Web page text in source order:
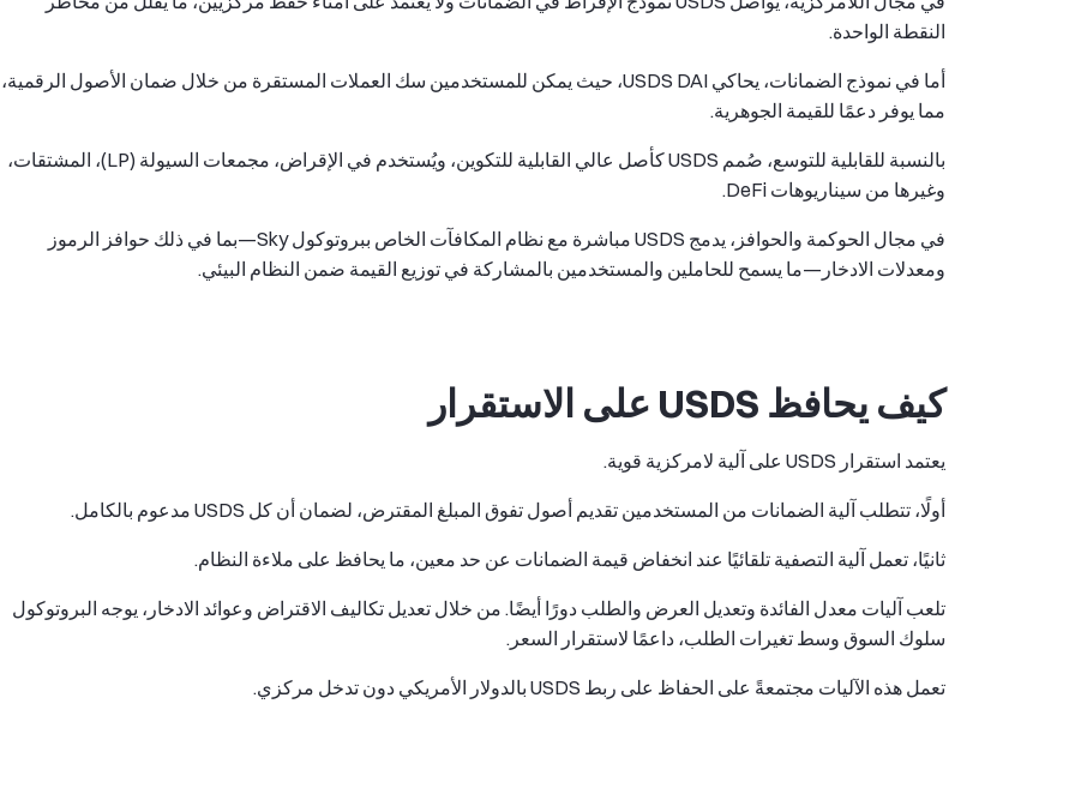
النقطة الواحدة.
أما في نموذج الضمانات، يحاكي USDS DAI، حيث يمكن للمستخدمين سك العملات المستقرة من خلال ضمان الأصول الرقمية،
مما يوفر دعمًا للقيمة الجوهرية.
بالنسبة للقابلية للتوسع، صُمم USDS كأصل عالي القابلية للتكوين، ويُستخدم في الإقراض، مجمعات السيولة (LP)، المشتقات،
وغيرها من سيناريوهات DeFi.
في مجال الحوكمة والحوافز، يدمج USDS مباشرة مع نظام المكافآت الخاص ببروتوكول Sky—بما في ذلك حوافز الرموز
ومعدلات الادخار—ما يسمح للحاملين والمستخدمين بالمشاركة في توزيع القيمة ضمن النظام البيئي.
كيف يحافظ USDS على الاستقرار
يعتمد استقرار USDS على آلية لامركزية قوية.
أولًا، تتطلب آلية الضمانات من المستخدمين تقديم أصول تفوق المبلغ المقترض، لضمان أن كل USDS مدعوم بالكامل.
ثانيًا، تعمل آلية التصفية تلقائيًا عند انخفاض قيمة الضمانات عن حد معين، ما يحافظ على ملاءة النظام.
تلعب آليات معدل الفائدة وتعديل العرض والطلب دورًا أيضًا. من خلال تعديل تكاليف الاقتراض وعوائد الادخار، يوجه البروتوكول
سلوك السوق وسط تغيرات الطلب، داعمًا لاستقرار السعر.
تعمل هذه الآليات مجتمعةً على الحفاظ على ربط USDS بالدولار الأمريكي دون تدخل مركزي.